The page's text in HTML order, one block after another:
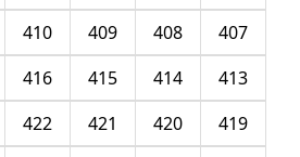
407
408
409
410
413
414
415
416
419
420
421
422